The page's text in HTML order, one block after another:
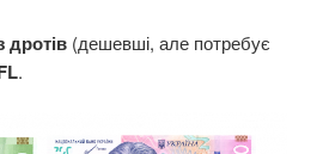
дротів (дешевші, але потребує
.